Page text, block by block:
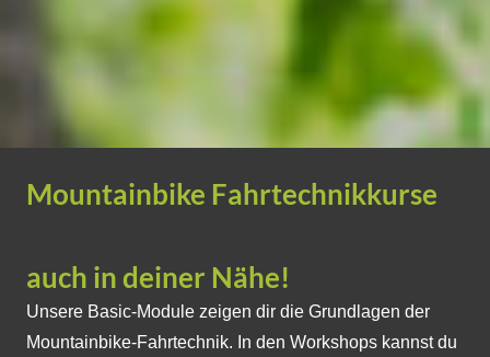
Mountainbike Fahrtechnikkurse
auch in deiner Nähe!
Unsere Basic-Module zeigen dir die Grundlagen der
Mountainbike-Fahrtechnik. In den Workshops kannst du